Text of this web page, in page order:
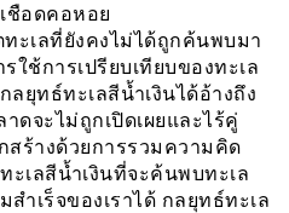
ชือดคอหอย
ะเลที่ยังคงไม่ได้ถูกค้นพบมา
ช้การเปรียบเทียบของทะเล
ยุทธ์ทะเลสีน้ำเงินได้อ้างถึง
จะไม่ถูกเปิดเผยและไร้คู่
ร้างด้วยการรวมความคิด
ะเลสีน้ำเงินที่จะค้นพบทะเล
ำเร็จของเราได้ กลยุทธ์ทะเล